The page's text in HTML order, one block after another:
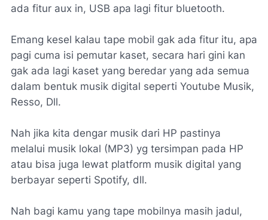
ada fitur aux in, USB apa lagi fitur bluetooth.
Emang kesel kalau tape mobil gak ada fitur itu, apa
pagi cuma isi pemutar kaset, secara hari gini kan
gak ada lagi kaset yang beredar yang ada semua
dalam bentuk musik digital seperti Youtube Musik,
Resso, Dll.
Nah jika kita dengar musik dari HP pastinya
melalui musik lokal (MP3) yg tersimpan pada HP
atau bisa juga lewat platform musik digital yang
berbayar seperti Spotify, dll.
Nah bagi kamu yang tape mobilnya masih jadul,